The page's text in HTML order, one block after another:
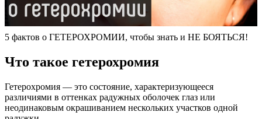
5 фактов о ГЕТЕРОХРОМИИ, чтобы знать и НЕ БОЯТЬСЯ!
Что такое гетерохромия
Гетерохромия — это состояние, характеризующееся
различиями в оттенках радужных оболочек глаз или
неодинаковым окрашиванием нескольких участков одной